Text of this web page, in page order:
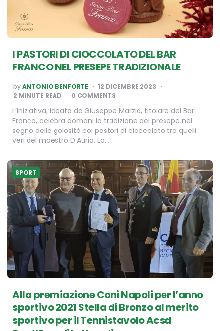
I PASTORI DI CIOCCOLATO DEL BAR
FRANCO NEL PRESEPE TRADIZIONALE
POSTED
BY
byANTONIO BENFORTE
12 DICEMBRE 2023
2 MINUTE READ 0 COMMENTS
L’iniziativa, ideata da Giuseppe Marzio, titolare del Bar
Franco, celebra domani la tradizione del presepe nel
segno della golosità coi pastori di cioccolato tra quelli
veri del maestro D’Auria. La…
SPORT
Alla premiazione Coni Napoli per l’anno
sportivo 2021 Stella di Bronzo al merito
sportivo per il Tennistavolo Acsd